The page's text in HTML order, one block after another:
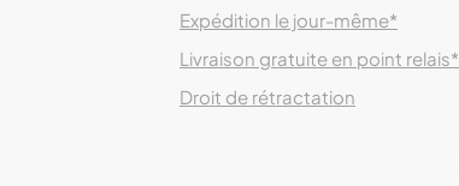
Expédition le jour-même*
Livraison gratuite en point relais*
Droit de rétractation